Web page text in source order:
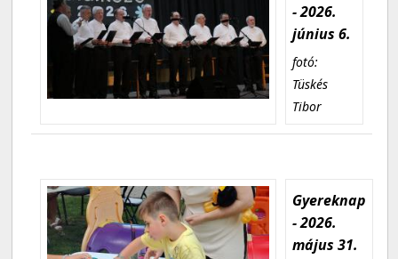
- 2026.
június 6.
fotó:
Tüskés
Tibor
Gyereknap
- 2026.
május 31.